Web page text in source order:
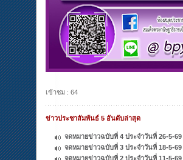
เข้าชม : 64
ข่าวประชาสัมพันธ์ 5 อันดับล่าสุด
จดหมายข่าวฉบับที่ 4 ประจำวันที่ 26-5-69
จดหมายข่าวฉบับที่ 3 ประจำวันที่ 18-5-69
จดหมายข่าวฉบับที่ 2 ประจำวันที่ 11-5-69